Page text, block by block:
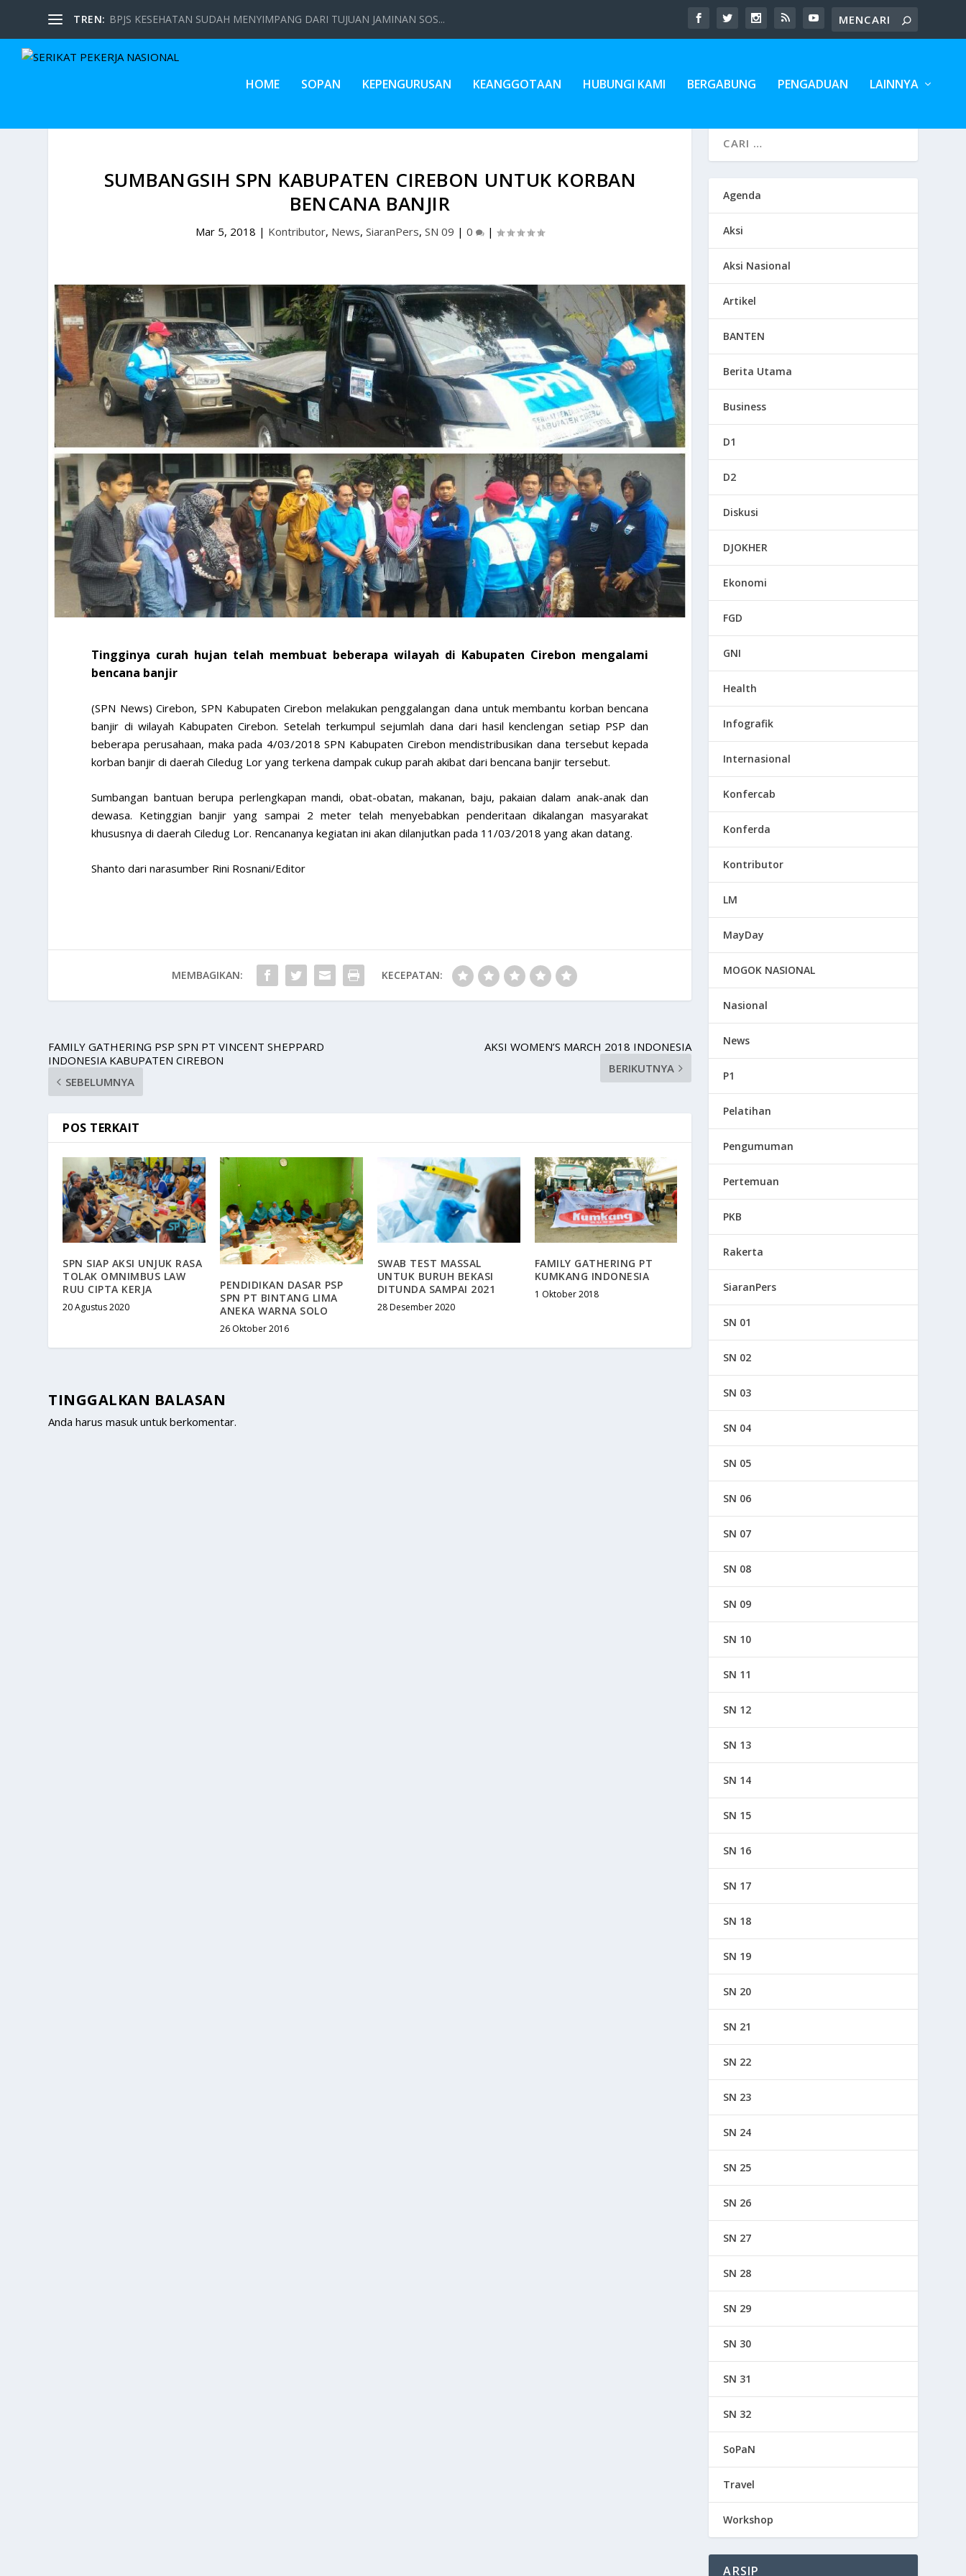
TREN: BPJS KESEHATAN SUDAH MENYIMPANG DARI TUJUAN JAMINAN SOS...
HOME SOPAN KEPENGURUSAN KEANGGOTAAN HUBUNGI KAMI BERGABUNG PENGADUAN LAINNYA
SUMBANGSIH SPN KABUPATEN CIREBON UNTUK KORBAN
BENCANA BANJIR
Mar 5, 2018 | Kontributor, News,SiaranPers,SN 09 |0 |
Tingginya curah hujan telah membuat beberapa wilayah di Kabupaten Cirebon mengalami
bencana banjir
(SPN News) Cirebon, SPN Kabupaten Cirebon melakukan penggalangan dana untuk membantu korban bencana
banjir di wilayah Kabupaten Cirebon. Setelah terkumpul sejumlah dana dari hasil kenclengan setiap PSP dan
beberapa perusahaan, maka pada 4/03/2018 SPN Kabupaten Cirebon mendistribusikan dana tersebut kepada
korban banjir di daerah Ciledug Lor yang terkena dampak cukup parah akibat dari bencana banjir tersebut.
Sumbangan bantuan berupa perlengkapan mandi, obat-obatan, makanan, baju, pakaian dalam anak-anak dan
dewasa. Ketinggian banjir yang sampai 2 meter telah menyebabkan penderitaan dikalangan masyarakat
khususnya di daerah Ciledug Lor. Rencananya kegiatan ini akan dilanjutkan pada 11/03/2018 yang akan datang.
Shanto dari narasumber Rini Rosnani/Editor
MEMBAGIKAN: KECEPATAN:
FAMILY GATHERING PSP SPN PT VINCENT SHEPPARD
INDONESIA KABUPATEN CIREBON
SEBELUMNYA
AKSI WOMEN’S MARCH 2018 INDONESIA
BERIKUTNYA
POS TERKAIT
SPN SIAP AKSI UNJUK RASA
TOLAK OMNIMBUS LAW
RUU CIPTA KERJA
20 Agustus 2020
PENDIDIKAN DASAR PSP
SPN PT BINTANG LIMA
ANEKA WARNA SOLO
26 Oktober 2016
SWAB TEST MASSAL
UNTUK BURUH BEKASI
DITUNDA SAMPAI 2021
28 Desember 2020
FAMILY GATHERING PT
KUMKANG INDONESIA
1 Oktober 2018
TINGGALKAN BALASAN
Anda harusmasuk untuk berkomentar.
Agenda
Aksi
Aksi Nasional
Artikel
BANTEN
Berita Utama
Business
D1
D2
Diskusi
DJOKHER
Ekonomi
FGD
GNI
Health
Infografik
Internasional
Konfercab
Konferda
Kontributor
LM
MayDay
MOGOK NASIONAL
Nasional
News
P1
Pelatihan
Pengumuman
Pertemuan
PKB
Rakerta
SiaranPers
SN 01
SN 02
SN 03
SN 04
SN 05
SN 06
SN 07
SN 08
SN 09
SN 10
SN 11
SN 12
SN 13
SN 14
SN 15
SN 16
SN 17
SN 18
SN 19
SN 20
SN 21
SN 22
SN 23
SN 24
SN 25
SN 26
SN 27
SN 28
SN 29
SN 30
SN 31
SN 32
SoPaN
Travel
Workshop
ARSIP